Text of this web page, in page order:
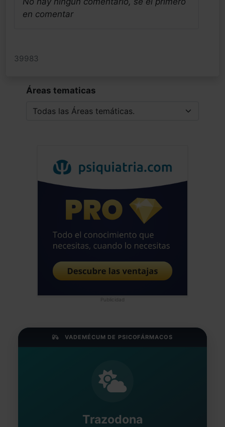
en comentar
39983
Áreas tematicas
Publicidad
VADEMÉCUM DE PSICOFÁRMACOS
Trazodona